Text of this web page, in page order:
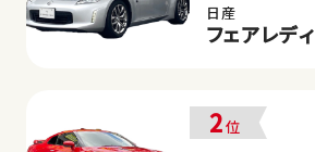
日産
フェアレディ
2位